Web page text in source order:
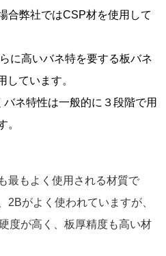
合弊社ではCSP材を使用して
に高いバネ特を要する板バネ
ています。
ネ特性は一般的に３段階で用
。
最もよく使用される材質で
2Bがよく使われていますが、
度が高く、板厚精度も高い材